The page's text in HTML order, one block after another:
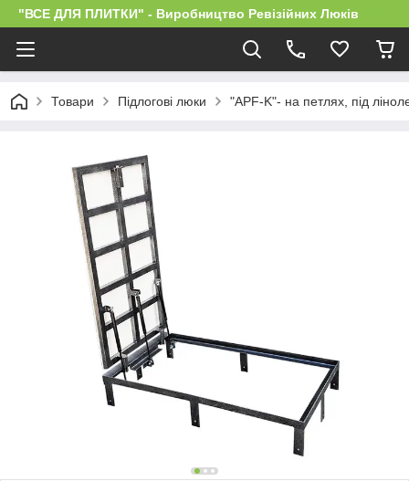
"ВСЕ ДЛЯ ПЛИТКИ" - Виробництво Ревізійних Люків
Товари Підлогові люки "APF-K"- на петлях, під